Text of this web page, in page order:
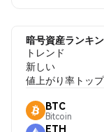
暗号資産ランキ
トレンド
新しい
値上がり率トップ
BTC
Bitcoin
ETH